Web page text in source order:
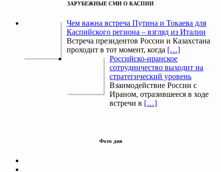
ЗАРУБЕЖНЫЕ СМИ О КАСПИИ
Чем важна встреча Путина и Токаева для
Каспийского региона – взгляд из Италии
Встреча президентов России и Казахстана
проходит в тот момент, когда […]
Российско-иранское
сотрудничество выходит на
стратегический уровень
Взаимодействие России с
Ираном, отразившееся в ходе
встречи в […]
Фото дня